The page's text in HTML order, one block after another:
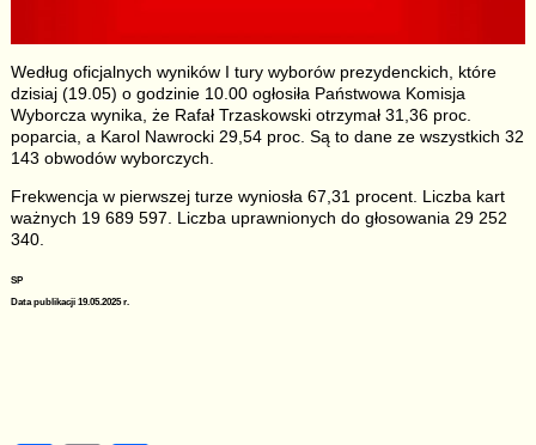
Według oficjalnych wyników I tury wyborów prezydenckich, które
dzisiaj (19.05) o godzinie 10.00 ogłosiła Państwowa Komisja
Wyborcza wynika, że Rafał Trzaskowski otrzymał 31,36 proc.
poparcia, a Karol Nawrocki 29,54 proc. Są to dane ze wszystkich 32
143 obwodów wyborczych.
Frekwencja w pierwszej turze wyniosła 67,31 procent. Liczba kart
ważnych 19 689 597. Liczba uprawnionych do głosowania 29 252
340.
SP
Data publikacji 19.05.2025 r.